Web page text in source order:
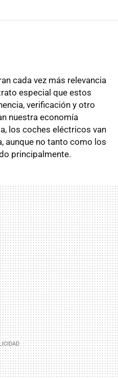
cada vez más relevancia
especial que estos
verificación y otro
nuestra economía
los coches eléctricos van
aunque no tanto como los
principalmente.